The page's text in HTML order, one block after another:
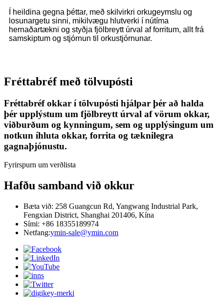
Í heildina gegna þéttar, með skilvirkri orkugeymslu og
losunargetu sinni, mikilvægu hlutverki í nútíma
hernaðartækni og styðja fjölbreytt úrval af forritum, allt frá
samskiptum og stjórnun til orkustjórnunar.
Fréttabréf með tölvupósti
Fréttabréf okkar í tölvupósti hjálpar þér að halda
þér upplýstum um fjölbreytt úrval af vörum okkar,
viðburðum og kynningum, sem og upplýsingum um
notkun íhluta okkar, forrita og tæknilegra
gagnaþjónustu.
Fyrirspurn um verðlista
Hafðu samband við okkur
Bæta við: 258 Guangcun Rd, Yangwang Industrial Park,
Fengxian District, Shanghai 201406, Kína
Sími: +86 18355189974
Netfang:ymin-sale@ymin.com